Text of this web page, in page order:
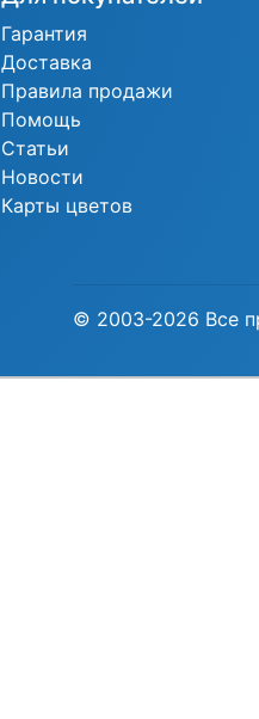
Гарантия
Доставка
Правила продажи
Помощь
Статьи
Новости
Карты цветов
© 2003-2026 Все